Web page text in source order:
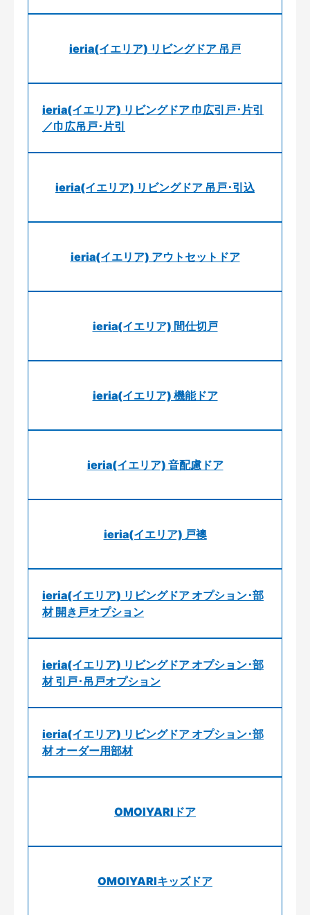
ieria(イエリア) リビングドア 吊戸
ieria(イエリア) リビングドア 巾広引戸･片引
／巾広吊戸･片引
ieria(イエリア) リビングドア 吊戸･引込
ieria(イエリア) アウトセットドア
ieria(イエリア) 間仕切戸
ieria(イエリア) 機能ドア
ieria(イエリア) 音配慮ドア
ieria(イエリア) 戸襖
ieria(イエリア) リビングドア オプション･部
材 開き戸オプション
ieria(イエリア) リビングドア オプション･部
材 引戸･吊戸オプション
ieria(イエリア) リビングドア オプション･部
材 オーダー用部材
OMOIYARIドア
OMOIYARIキッズドア